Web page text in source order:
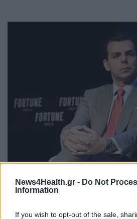
News4Health.gr - Do Not
Information
If you wish to opt-out of the sale,
Όμιλος Ιατρικού Αθηνών:
με πιστοποίηση της TÜV